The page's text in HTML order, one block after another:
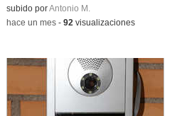
Contenido educativo.
subido porAntonio M.
-hace un mes- 92 visualizaciones